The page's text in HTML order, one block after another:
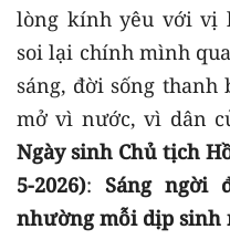
lòng kính yêu với vị
soi lại chính mình
sáng, đời sống
mở vì nước, vì dân
Ngày sinh Chủ tịch
5-2026): Sáng ngời
nhường mỗi dịp sinh